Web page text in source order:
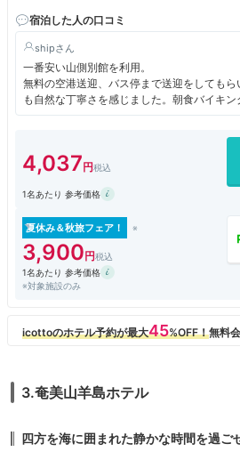
す。
宿泊した人の口コミ
ship
一番安い山側別館を利用。
無料の空港送迎、バス停まで送迎をしても
も自然な丁寧さを感じました。朝食バイキン
くチェックしてました。自転車を無料で借
グには子供用の食器がたっぷりありました。
お部屋は少しずつリノベーションしているの
「鍵をさすと照明がつきます」と書いてあっ
トイレットペーパーホルダーが顔の高さにあ
のかと思ったらただのひび割れだったり、湯
わいい壁紙がここだけ貼り忘れ？というよう
ましたが、宿泊料金が安かったのでOKです
んでした。
4,037
1名あたり 参考価格
夏休み＆秋旅フェア！
3,900
1名あたり 参考価格
※対象施設のみ
3.奄美山羊島ホテル
四方を海に囲まれた静かな時間を過ご